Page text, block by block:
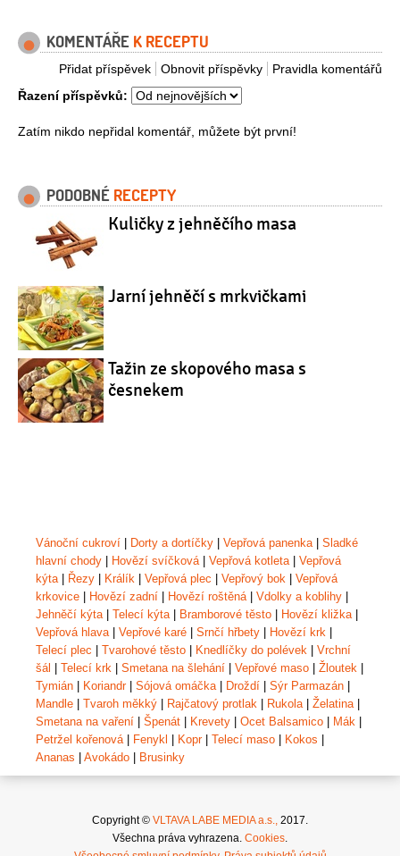
KOMENTÁŘE K RECEPTU
Pravidla komentářů
Obnovit příspěvky
Přidat příspěvek
Řazení příspěvků:
Zatím nikdo nepřidal komentář, můžete být první!
PODOBNÉ RECEPTY
Kuličky z jehněčího masa
Jarní jehněčí s mrkvičkami
Tažin ze skopového masa s
česnekem
Vánoční cukroví | Dorty a dortíčky | Vepřová panenka | Sladké
hlavní chody | Hovězí svíčková | Vepřová kotleta | Vepřová
kýta | Řezy | Králík | Vepřová plec | Vepřový bok | Vepřová
krkovice | Hovězí zadní | Hovězí roštěná | Vdolky a koblihy |
Jehněčí kýta | Telecí kýta | Bramborové těsto | Hovězí kližka |
Vepřová hlava | Vepřové karé | Srnčí hřbety | Hovězí krk |
Telecí plec | Tvarohové těsto | Knedlíčky do polévek | Vrchní
šál | Telecí krk | Smetana na šlehání | Vepřové maso | Žloutek |
Tymián | Koriandr| Sójová omáčka | Droždí | Sýr Parmazán |
Mandle | Tvaroh měkký | Rajčatový protlak | Rukola | Želatina |
Smetana na vaření | Špenát | Krevety | Ocet Balsamico | Mák |
Petržel kořenová | Fenykl | Kopr| Telecí maso | Kokos |
Ananas | Avokádo | Brusinky
Copyright © VLTAVA LABE MEDIA a.s.,
2017.
Všechna práva vyhrazena. Cookies